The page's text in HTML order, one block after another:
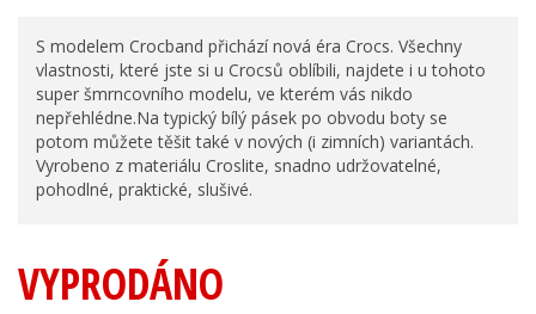
S modelem Crocband přichází nová éra Crocs. Všechny
vlastnosti, které jste si u Crocsů oblíbili, najdete i u tohoto
super šmrncovního modelu, ve kterém vás nikdo
nepřehlédne.Na typický bílý pásek po obvodu boty se
potom můžete těšit také v nových (i zimních) variantách.
Vyrobeno z materiálu Croslite, snadno udržovatelné,
pohodlné, praktické, slušivé.
VYPRODÁNO